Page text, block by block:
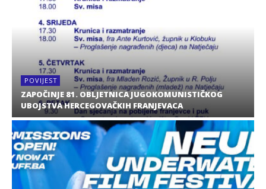
POVIJEST
ZAPOČINJE 81. OBLJETNICA JUGOKOMUNISTIČKOG
UBOJSTVA HERCEGOVAČKIH FRANJEVACA